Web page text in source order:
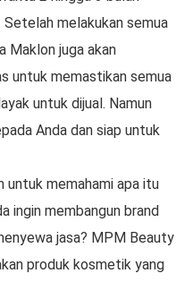
melakukan semua
Maklon juga akan
untuk memastikan semua
untuk dijual. Namun
Anda dan siap untuk
untuk memahami apa itu
ingin membangun brand
jasa? MPM Beauty
produk kosmetik yang